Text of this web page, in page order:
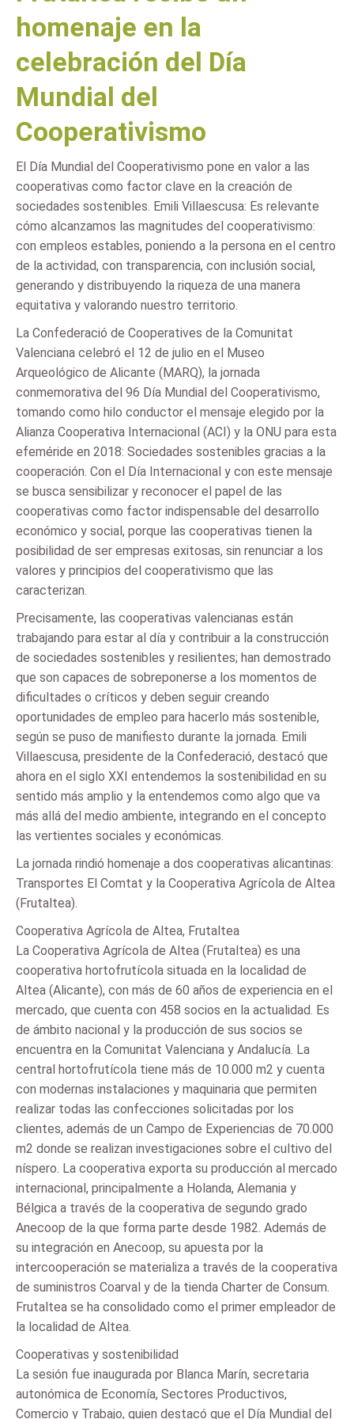
homenaje en la
celebración del Día
Mundial del
Cooperativismo
El Día Mundial del Cooperativismo pone en valor a las
cooperativas como factor clave en la creación de
sociedades sostenibles. Emili Villaescusa: Es relevante
cómo alcanzamos las magnitudes del cooperativismo:
con empleos estables, poniendo a la persona en el centro
de la actividad, con transparencia, con inclusión social,
generando y distribuyendo la riqueza de una manera
equitativa y valorando nuestro territorio.
La Confederació de Cooperatives de la Comunitat
Valenciana celebró el 12 de julio en el Museo
Arqueológico de Alicante (MARQ), la jornada
conmemorativa del 96 Día Mundial del Cooperativismo,
tomando como hilo conductor el mensaje elegido por la
Alianza Cooperativa Internacional (ACI) y la ONU para esta
efeméride en 2018: Sociedades sostenibles gracias a la
cooperación. Con el Día Internacional y con este mensaje
se busca sensibilizar y reconocer el papel de las
cooperativas como factor indispensable del desarrollo
económico y social, porque las cooperativas tienen la
posibilidad de ser empresas exitosas, sin renunciar a los
valores y principios del cooperativismo que las
caracterizan.
Precisamente, las cooperativas valencianas están
trabajando para estar al día y contribuir a la construcción
de sociedades sostenibles y resilientes; han demostrado
que son capaces de sobreponerse a los momentos de
dificultades o críticos y deben seguir creando
oportunidades de empleo para hacerlo más sostenible,
según se puso de manifiesto durante la jornada. Emili
Villaescusa, presidente de la Confederació, destacó que
ahora en el siglo XXI entendemos la sostenibilidad en su
sentido más amplio y la entendemos como algo que va
más allá del medio ambiente, integrando en el concepto
las vertientes sociales y económicas.
La jornada rindió homenaje a dos cooperativas alicantinas:
Transportes El Comtat y la Cooperativa Agrícola de Altea
(Frutaltea).
Cooperativa Agrícola de Altea, Frutaltea
La Cooperativa Agrícola de Altea (Frutaltea) es una
cooperativa hortofrutícola situada en la localidad de
Altea (Alicante), con más de 60 años de experiencia en el
mercado, que cuenta con 458 socios en la actualidad. Es
de ámbito nacional y la producción de sus socios se
encuentra en la Comunitat Valenciana y Andalucía. La
central hortofrutícola tiene más de 10.000 m2 y cuenta
con modernas instalaciones y maquinaria que permiten
realizar todas las confecciones solicitadas por los
clientes, además de un Campo de Experiencias de 70.000
m2 donde se realizan investigaciones sobre el cultivo del
níspero. La cooperativa exporta su producción al mercado
internacional, principalmente a Holanda, Alemania y
Bélgica a través de la cooperativa de segundo grado
Anecoop de la que forma parte desde 1982. Además de
su integración en Anecoop, su apuesta por la
intercooperación se materializa a través de la cooperativa
de suministros Coarval y de la tienda Charter de Consum.
Frutaltea se ha consolidado como el primer empleador de
la localidad de Altea.
Cooperativas y sostenibilidad
La sesión fue inaugurada por Blanca Marín, secretaria
autonómica de Economía, Sectores Productivos,
Comercio y Trabajo, quien destacó que el Día Mundial del